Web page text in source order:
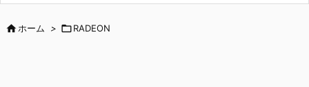
ホーム > RADEON